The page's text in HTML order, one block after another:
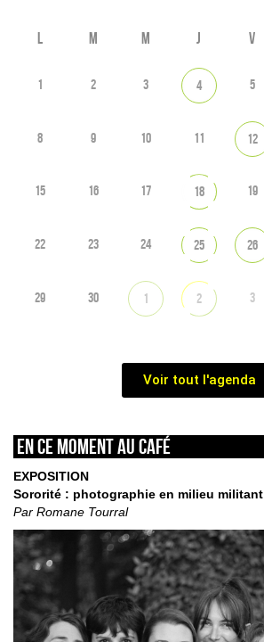
L M M J V
1 2 3 4 5
8 9 10 11 12
15 16 17 18 19
22 23 24 25 26
29 30 1 2 3
Voir tout l'agenda
En ce moment au café
EXPOSITION
Sororité : photographie en milieu militant
Par Romane Tourral